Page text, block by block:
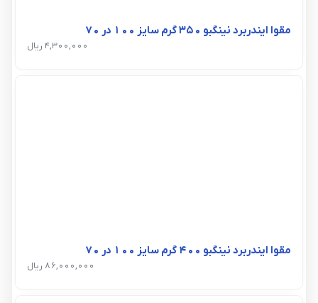
مقوا ایندربرد نینگبو 350 گرم سایز 100 در 70
4,300,000 ریال
مقوا ایندربرد نینگبو 400 گرم سایز 100 در 70
86,000,000 ریال